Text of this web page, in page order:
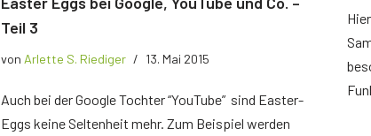
Teil 3
von Arlette S. Riediger 13. Mai 2015
Auch bei der Google Tochter “YouTube” sind Easter-
Eggs keine Seltenheit mehr. Zum Beispiel werden